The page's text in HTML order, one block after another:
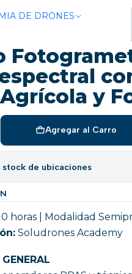
DE DRONEScon Drones
y
Agregar al Carro
de ubicaciones
horas | Modalidad
Soludrones Academy